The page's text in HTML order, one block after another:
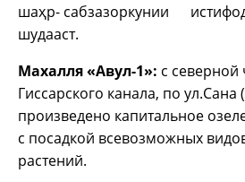
шаҳр- сабзазоркунии
шудааст.
Махалля «Авул-1»: с северной
Гиссарского канала, по ул.Сана
произведено капитальное
с посадкой всевозможных
растений.